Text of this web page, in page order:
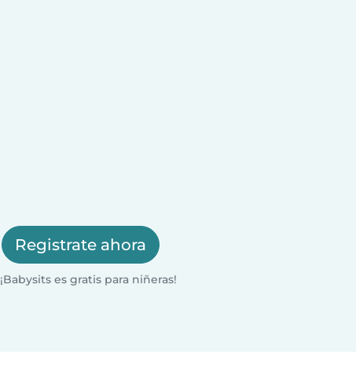
Registrate ahora
¡Babysits es gratis para niñeras!